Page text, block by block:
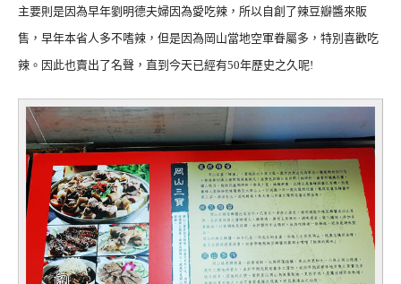
主要則是因為早年劉明德夫婦因為愛吃辣，所以自創了辣豆瓣醬來販
售，早年本省人多不嗜辣，但是因為岡山當地空軍眷屬多，特別喜歡吃
辣。因此也賣出了名聲，直到今天已經有50年歷史之久呢!